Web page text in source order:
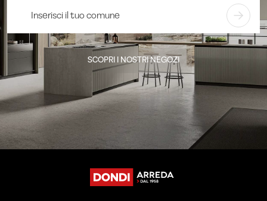
SCOPRI I NOSTRI NEGOZI